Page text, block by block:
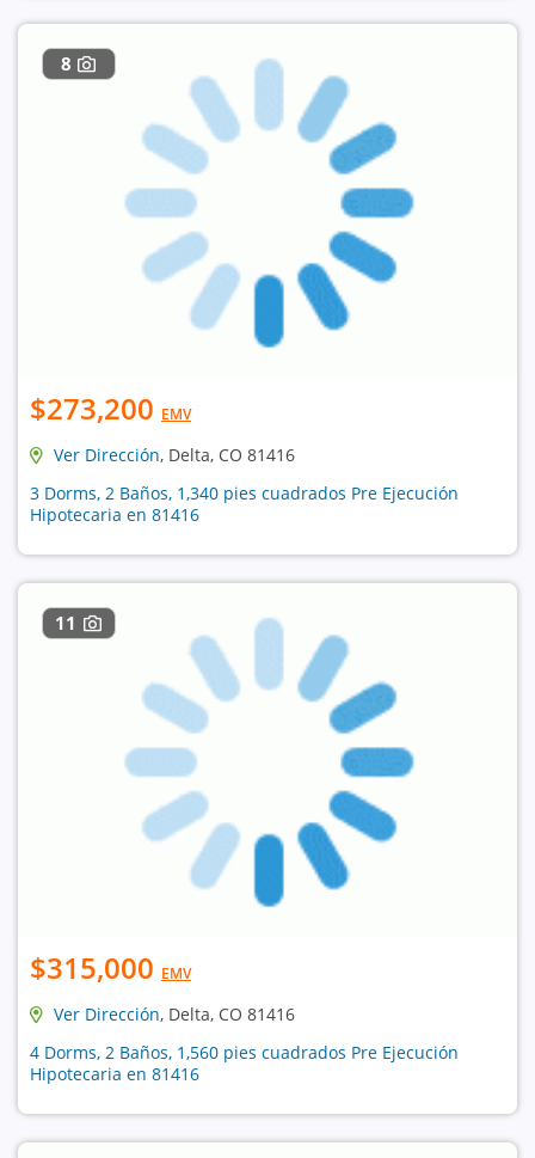
8
$273,200 EMV
Ver Dirección, Delta, CO 81416
3 Dorms, 2 Baños, 1,340 pies cuadrados Pre Ejecución
Hipotecaria en 81416
11
$315,000 EMV
Ver Dirección, Delta, CO 81416
4 Dorms, 2 Baños, 1,560 pies cuadrados Pre Ejecución
Hipotecaria en 81416